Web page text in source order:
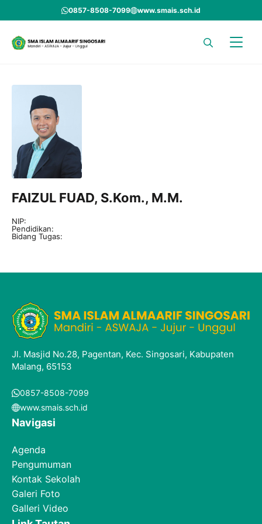
to
content
0857-8508-7099 www.smais.sch.id
FAIZUL FUAD, S.Kom., M.M.
NIP:
Pendidikan:
Bidang Tugas:
Jl. Masjid No.28, Pagentan, Kec. Singosari, Kabupaten
Malang, 65153
0857-8508-7099
www.smais.sch.id
Navigasi
Agenda
Pengumuman
Kontak Sekolah
Galeri Foto
Galleri Video